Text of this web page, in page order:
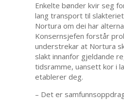
Enkelte bønder kvir seg
lang transport til
Nortura om dei har
Konsernsjefen forstår
understrekar at Nortura
slakt innanfor gjeldande
tidsramme, uansett kor i
etablerer deg.
– Det er